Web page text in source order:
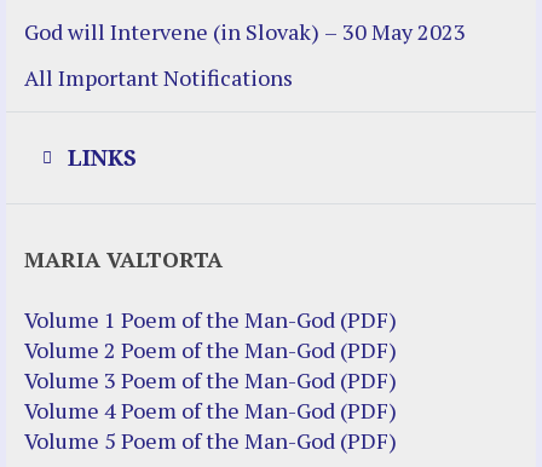
God will Intervene (in Slovak) – 30 May 2023
All Important Notifications
LINKS
Justice Action: Interviews William
Costellia
Truth be Known – Legal Doc 1 of 2
Truth be Known – Legal Doc 2 of 2
Mirror Websites
MARIA VALTORTA
Volume 1 Poem of the Man-God (PDF)
Volume 2 Poem of the Man-God (PDF)
Volume 3 Poem of the Man-God (PDF)
Volume 4 Poem of the Man-God (PDF)
Volume 5 Poem of the Man-God (PDF)